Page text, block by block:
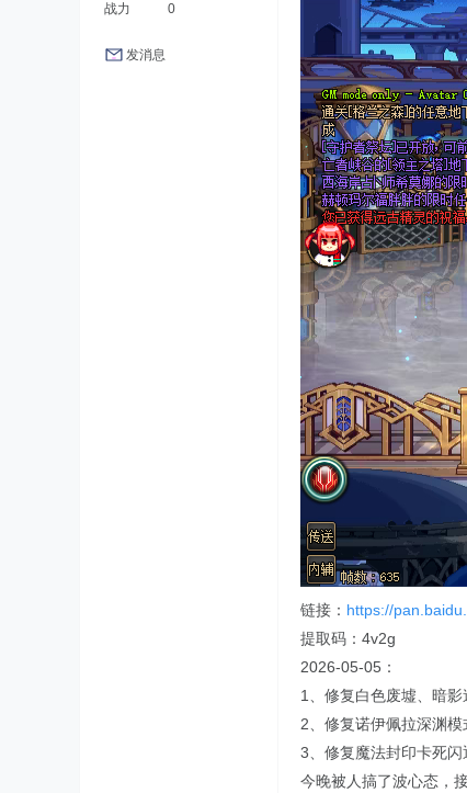
战力
0
发消息
链接： https://
提取码：4v2g
2026-05-05：
1、修复白色废墟、暗影
2、修复诺伊佩拉深渊模
3、修复魔法封印卡死闪
今晚被人搞了波心态，